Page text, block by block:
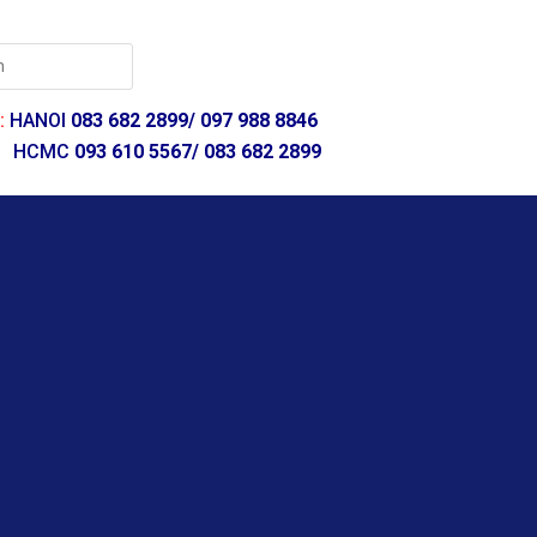
HANOI 083 682 2899/ 097 988 8846
HCMC 093 610 5567/ 083 682 2899